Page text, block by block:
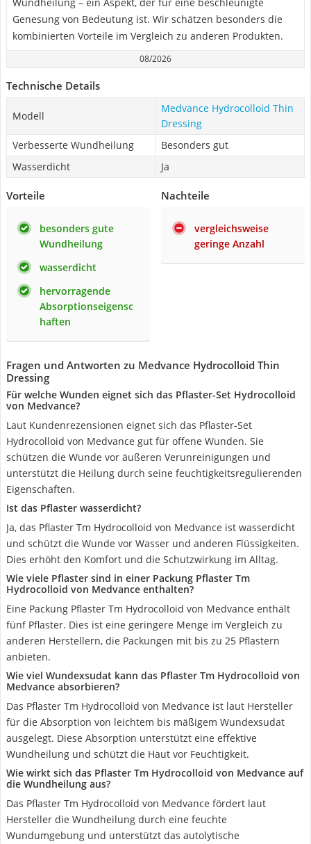
Genesung von Bedeutung ist. Wir schätzen besonders die
kombinierten Vorteile im Vergleich zu anderen Produkten.
08/2026
Technische Details
Modell
Medvance Hydrocolloid Thin
Dressing
Verbesserte Wundheilung
Besonders gut
Wasserdicht
Ja
Vorteile
besonders gute
Wundheilung
wasserdicht
hervorragende
Absorptionseigensc
haften
Nachteile
vergleichsweise
geringe Anzahl
Fragen und Antworten zu Medvance Hydrocolloid Thin
Dressing
Für welche Wunden eignet sich das Pflaster-Set Hydrocolloid
von Medvance?
Laut Kundenrezensionen eignet sich das Pflaster-Set
Hydrocolloid von Medvance gut für offene Wunden. Sie
schützen die Wunde vor äußeren Verunreinigungen und
unterstützt die Heilung durch seine feuchtigkeitsregulierenden
Eigenschaften.
Ist das Pflaster wasserdicht?
Ja, das Pflaster Tm Hydrocolloid von Medvance ist wasserdicht
und schützt die Wunde vor Wasser und anderen Flüssigkeiten.
Dies erhöht den Komfort und die Schutzwirkung im Alltag.
Wie viele Pflaster sind in einer Packung Pflaster Tm
Hydrocolloid von Medvance enthalten?
Eine Packung Pflaster Tm Hydrocolloid von Medvance enthält
fünf Pflaster. Dies ist eine geringere Menge im Vergleich zu
anderen Herstellern, die Packungen mit bis zu 25 Pflastern
anbieten.
Wie viel Wundexsudat kann das Pflaster Tm Hydrocolloid von
Medvance absorbieren?
Das Pflaster Tm Hydrocolloid von Medvance ist laut Hersteller
für die Absorption von leichtem bis mäßigem Wundexsudat
ausgelegt. Diese Absorption unterstützt eine effektive
Wundheilung und schützt die Haut vor Feuchtigkeit.
Wie wirkt sich das Pflaster Tm Hydrocolloid von Medvance auf
die Wundheilung aus?
Das Pflaster Tm Hydrocolloid von Medvance fördert laut
Hersteller die Wundheilung durch eine feuchte
Wundumgebung und unterstützt das autolytische